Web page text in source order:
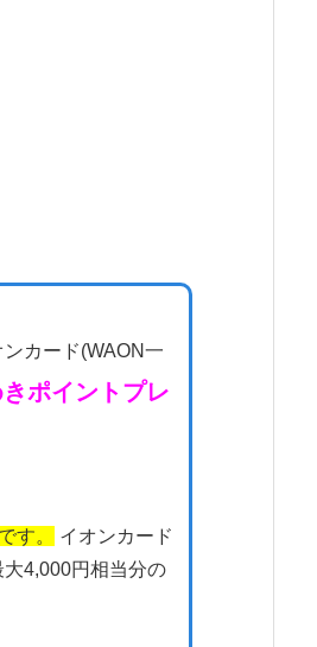
カード(WAON一
ポイントプレ
です。
イオンカード
4,000円相当分の